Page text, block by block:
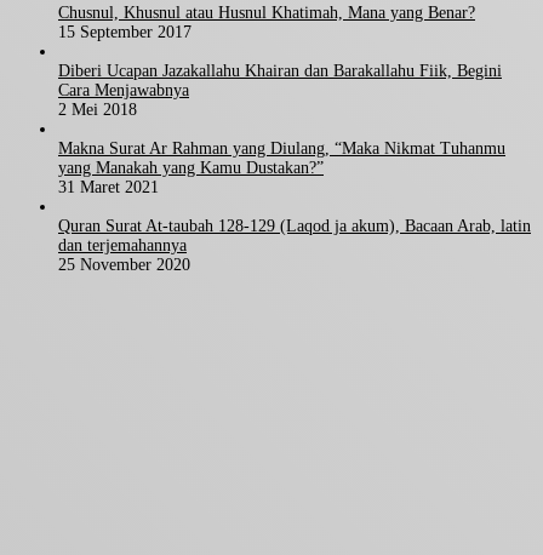
Chusnul, Khusnul atau Husnul Khatimah, Mana yang Benar?
15 September 2017
Diberi Ucapan Jazakallahu Khairan dan Barakallahu Fiik, Begini
Cara Menjawabnya
2 Mei 2018
Makna Surat Ar Rahman yang Diulang, “Maka Nikmat Tuhanmu
yang Manakah yang Kamu Dustakan?”
31 Maret 2021
Quran Surat At-taubah 128-129 (Laqod ja akum), Bacaan Arab, latin
dan terjemahannya
25 November 2020